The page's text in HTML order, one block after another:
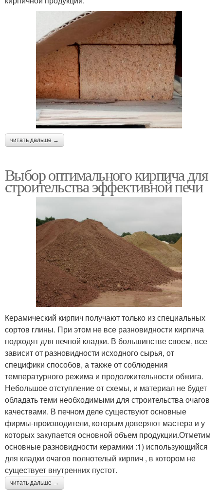
читать дальше →
Выбор оптимального кирпича для
строительства эффективной печи
Керамический кирпич получают только из специальных
сортов глины. При этом не все разновидности кирпича
подходят для печной кладки. В большинстве своем, все
зависит от разновидности исходного сырья, от
специфики способов, а также от соблюдения
температурного режима и продолжительности обжига.
Небольшое отступление от схемы, и материал не будет
обладать теми необходимыми для строительства очагов
качествами. В печном деле существуют основные
фирмы-производители, которым доверяют мастера и у
которых закупается основной объем продукции.Отметим
основные разновидности керамики :1) использующийся
для кладки очагов полнотелый кирпич , в котором не
существует внутренних пустот.
читать дальше →